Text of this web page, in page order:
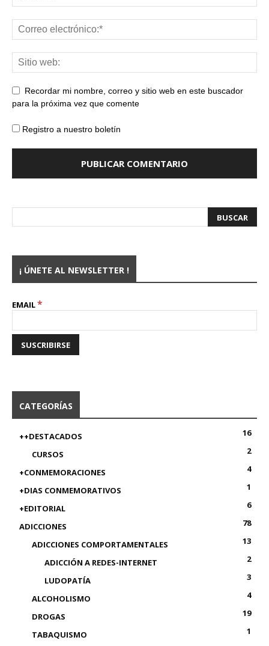
Recordar mi nombre, correo y sitio web en este buscador
para la próxima vez que comente
Registro a nuestro boletín
¡ ÚNETE AL NEWSLETTER !
EMAIL*
CATEGORÍAS
++DESTACADOS
16
CURSOS
2
+CONMEMORACIONES
4
+DIAS CONMEMORATIVOS
1
+EDITORIAL
6
ADICCIONES
78
ADICCIONES COMPORTAMENTALES
13
ADICCIÓN A REDES-INTERNET
2
LUDOPATÍA
3
ALCOHOLISMO
4
DROGAS
19
TABAQUISMO
1